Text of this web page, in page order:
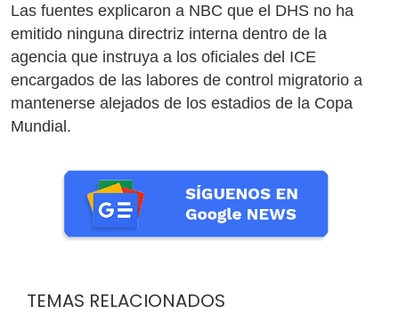
Las fuentes explicaron a NBC que el DHS no ha
emitido ninguna directriz interna dentro de la
agencia que instruya a los oficiales del ICE
encargados de las labores de control migratorio a
mantenerse alejados de los estadios de la Copa
Mundial.
TEMAS RELACIONADOS